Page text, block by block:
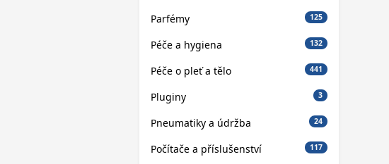
Parfémy 125
Péče a hygiena 132
Péče o pleť a tělo 441
Pluginy 3
Pneumatiky a údržba 24
Počítače a příslušenství 117